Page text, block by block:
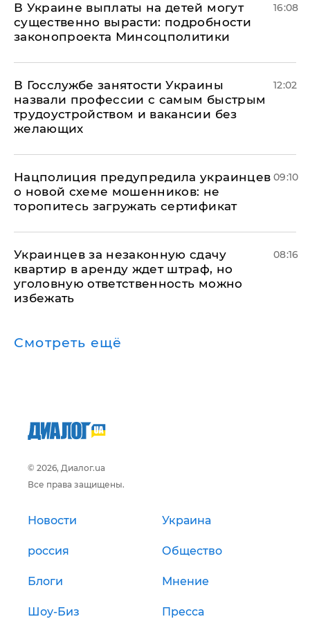
В Украине выплаты на детей могут
существенно вырасти: подробности
законопроекта Минсоцполитики
16:08
В Госслужбе занятости Украины
назвали профессии с самым быстрым
трудоустройством и вакансии без
желающих
12:02
Нацполиция предупредила украинцев
о новой схеме мошенников: не
торопитесь загружать сертификат
09:10
Украинцев за незаконную сдачу
квартир в аренду ждет штраф, но
уголовную ответственность можно
избежать
08:16
Смотреть ещё
© 2026, Диалог.ua
Все права защищены.
Новости Украина
россия Общество
Блоги Мнение
Шоу-Биз Пресса